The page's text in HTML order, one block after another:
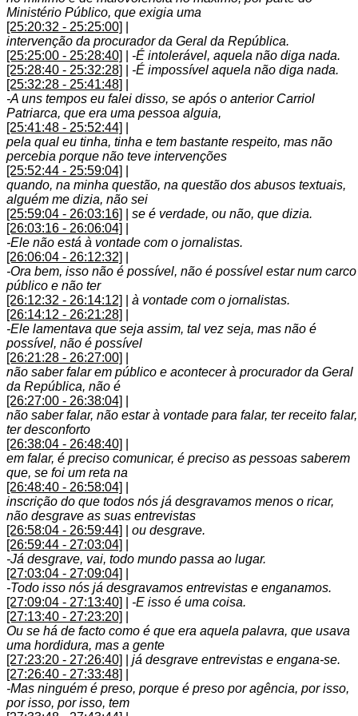
Ministério Público, que exigia uma
[25:20:32 - 25:25:00]
intervenção da procurador da Geral da República.
[25:25:00 - 25:28:40]
-É intolerável, aquela não diga nada.
[25:28:40 - 25:32:28]
-É impossível aquela não diga nada.
[25:32:28 - 25:41:48]
-A uns tempos eu falei disso, se após o anterior Carriol
Patriarca, que era uma pessoa alguia,
[25:41:48 - 25:52:44]
pela qual eu tinha, tinha e tem bastante respeito, mas não
percebia porque não teve intervenções
[25:52:44 - 25:59:04]
quando, na minha questão, na questão dos abusos textuais,
alguém me dizia, não sei
[25:59:04 - 26:03:16]
se é verdade, ou não, que dizia.
[26:03:16 - 26:06:04]
-Ele não está à vontade com o jornalistas.
[26:06:04 - 26:12:32]
-Ora bem, isso não é possível, não é possível estar num carco
público e não ter
[26:12:32 - 26:14:12]
à vontade com o jornalistas.
[26:14:12 - 26:21:28]
-Ele lamentava que seja assim, tal vez seja, mas não é
possível, não é possível
[26:21:28 - 26:27:00]
não saber falar em público e acontecer à procurador da Geral
da República, não é
[26:27:00 - 26:38:04]
não saber falar, não estar à vontade para falar, ter receito falar,
ter desconforto
[26:38:04 - 26:48:40]
em falar, é preciso comunicar, é preciso as pessoas saberem
que, se foi um reta na
[26:48:40 - 26:58:04]
inscrição do que todos nós já desgravamos menos o ricar,
não desgrave as suas entrevistas
[26:58:04 - 26:59:44]
ou desgrave.
[26:59:44 - 27:03:04]
-Já desgrave, vai, todo mundo passa ao lugar.
[27:03:04 - 27:09:04]
-Todo isso nós já desgravamos entrevistas e enganamos.
[27:09:04 - 27:13:40]
-E isso é uma coisa.
[27:13:40 - 27:23:20]
Ou se há de facto como é que era aquela palavra, que usava
uma hordidura, mas a gente
[27:23:20 - 27:26:40]
já desgrave entrevistas e engana-se.
[27:26:40 - 27:33:48]
-Mas ninguém é preso, porque é preso por agência, por isso,
por isso, por isso, tem